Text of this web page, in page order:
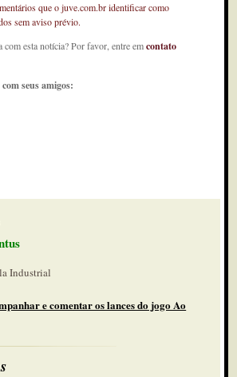
que o juve.com.br identificar como
sem aviso prévio.
com esta notícia? Por favor, entre emcontato
seus amigos:
Industrial
e comentar os lances do jogo Ao